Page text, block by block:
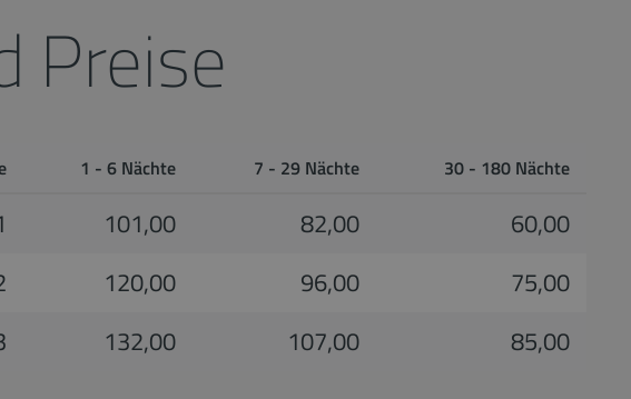
Preise
1 - 6 Nächte 7 - 29 Nächte 30 - 180 Nächte
101,00 82,00
60,00
120,00 96,00
75,00
132,00 107,00 85,00